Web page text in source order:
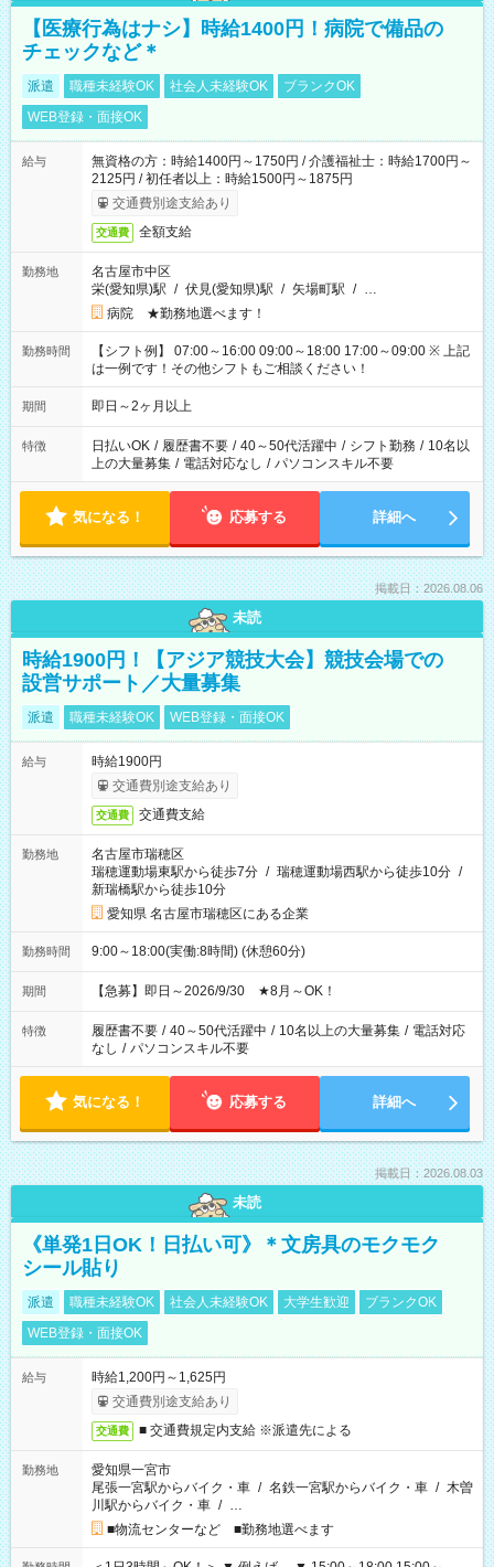
【医療行為はナシ】時給1400円！病院で備品の
チェックなど＊
派遣 職種未経験OK 社会人未経験OK
ブランクOK
WEB登録・面接OK
給与
無資格の方：時給1400円～1750円 / 介護福祉士：時給1700円～
2125円 / 初任者以上：時給1500円～1875円
交通費別途支給あり
交通費 全額支給
勤務地
名古屋市中区
栄(愛知県)駅 / 伏見(愛知県)駅 / 矢場町駅 / …
病院 ★勤務地選べます！
勤務時間
【シフト例】 07:00～16:00 09:00～18:00 17:00～09:00 ※ 上記
は一例です！その他シフトもご相談ください！
期間 即日～2ヶ月以上
特徴 日払いOK / 履歴書不要 / 40～50代活躍中 / シフト勤務 / 10名以
上の大量募集 / 電話対応なし / パソコンスキル不要
気になる！ 応募する 詳細へ
掲載日：2026.08.06
未読
時給1900円！【アジア競技大会】競技会場での
設営サポート／大量募集
派遣 職種未経験OK WEB登録・面接OK
給与
時給1900円
交通費別途支給あり
交通費 交通費支給
勤務地
名古屋市瑞穂区
瑞穂運動場東駅から徒歩7分 / 瑞穂運動場西駅から徒歩10分 /
新瑞橋駅から徒歩10分
愛知県 名古屋市瑞穂区にある企業
勤務時間 9:00～18:00(実働:8時間) (休憩60分)
期間 【急募】即日～2026/9/30 ★8月～OK！
特徴 履歴書不要 / 40～50代活躍中 / 10名以上の大量募集 / 電話対応
なし / パソコンスキル不要
気になる！ 応募する 詳細へ
掲載日：2026.08.03
未読
《単発1日OK！日払い可》＊文房具のモクモク
シール貼り
派遣 職種未経験OK 社会人未経験OK 大学生歓迎
ブランクOK
WEB登録・面接OK
給与
時給1,200円～1,625円
交通費別途支給あり
交通費 ■ 交通費規定内支給 ※派遣先による
勤務地
愛知県一宮市
尾張一宮駅からバイク・車 / 名鉄一宮駅からバイク・車 / 木曽
川駅からバイク・車 / …
■物流センターなど ■勤務地選べます